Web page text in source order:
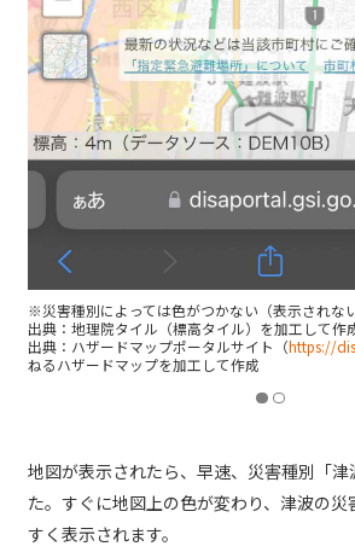
※災害種別によっては色がつかない（表示されな
出典：地理院タイル（標高タイル）を加工して作
出典：ハザードマップポータルサイト（https://
ねるハザードマップを加工して作成
地図が表示されたら、早速、災害種別「津
た。すぐに地図上の色が変わり、津波の
すく表示されます。